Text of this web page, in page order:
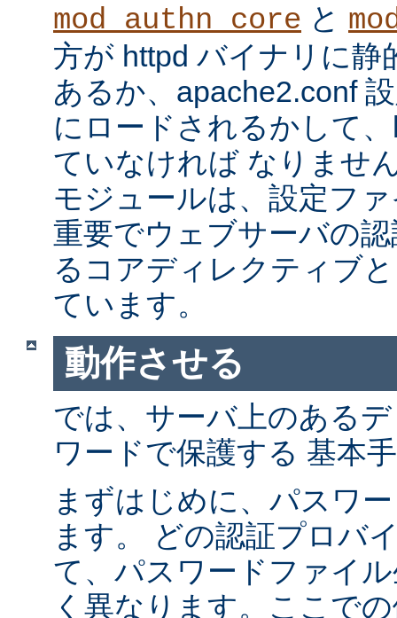
mod_authn_core と
方が httpd バイナリに静
あるか、apache2.conf
にロードされるかして
ていなければ なりませ
モジュールは、設定フ
重要でウェブサーバの
るコアディレクティブ
ています。
動作させる
では、サーバ上のある
ワードで保護する 基本
まずはじめに、パスワ
ます。 どの認証プロバ
て、パスワードファイ
く異なります。ここで